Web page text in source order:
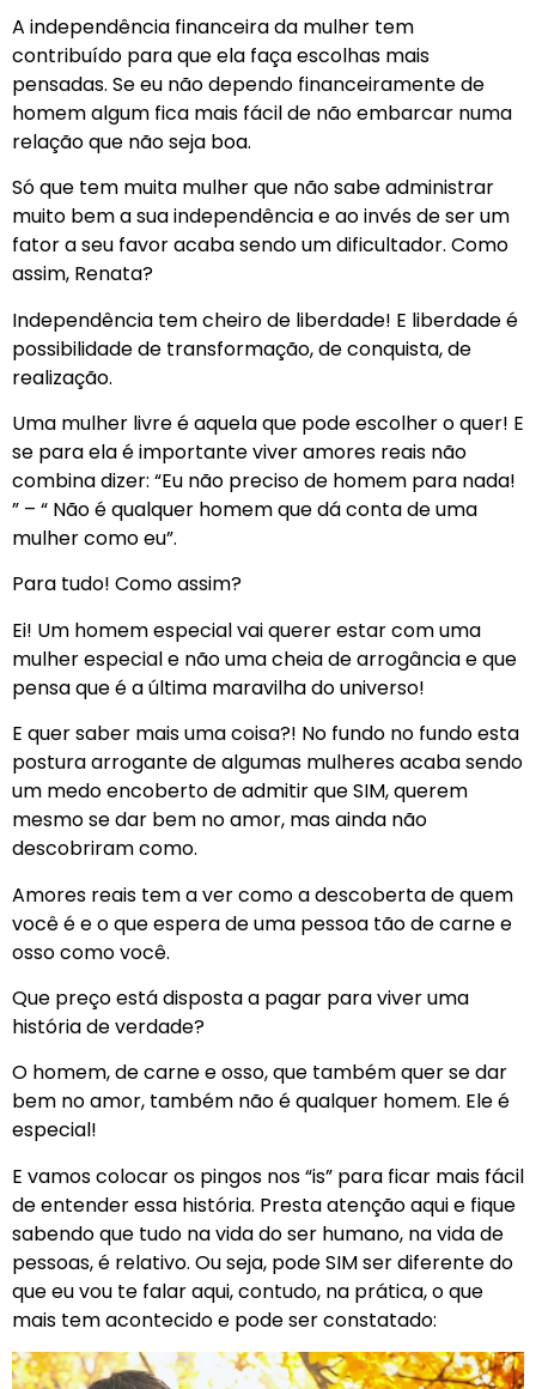
A independência financeira da mulher tem
contribuído para que ela faça escolhas mais
pensadas. Se eu não dependo financeiramente de
homem algum fica mais fácil de não embarcar numa
relação que não seja boa.
Só que tem muita mulher que não sabe administrar
muito bem a sua independência e ao invés de ser um
fator a seu favor acaba sendo um dificultador. Como
assim, Renata?
Independência tem cheiro de liberdade! E liberdade é
possibilidade de transformação, de conquista, de
realização.
Uma mulher livre é aquela que pode escolher o quer! E
se para ela é importante viver amores reais não
combina dizer: “Eu não preciso de homem para nada!
” – “ Não é qualquer homem que dá conta de uma
mulher como eu”.
Para tudo! Como assim?
Ei! Um homem especial vai querer estar com uma
mulher especial e não uma cheia de arrogância e que
pensa que é a última maravilha do universo!
E quer saber mais uma coisa?! No fundo no fundo esta
postura arrogante de algumas mulheres acaba sendo
um medo encoberto de admitir que SIM, querem
mesmo se dar bem no amor, mas ainda não
descobriram como.
Amores reais tem a ver como a descoberta de quem
você é e o que espera de uma pessoa tão de carne e
osso como você.
Que preço está disposta a pagar para viver uma
história de verdade?
O homem, de carne e osso, que também quer se dar
bem no amor, também não é qualquer homem. Ele é
especial!
E vamos colocar os pingos nos “is” para ficar mais fácil
de entender essa história. Presta atenção aqui e fique
sabendo que tudo na vida do ser humano, na vida de
pessoas, é relativo. Ou seja, pode SIM ser diferente do
que eu vou te falar aqui, contudo, na prática, o que
mais tem acontecido e pode ser constatado: